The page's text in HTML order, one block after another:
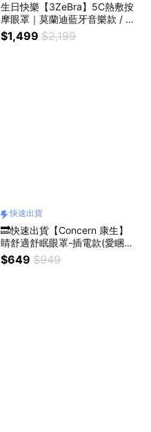
生日快樂【3ZeBra】5C熱敷按
摩眼罩｜莫蘭迪藍牙音樂款 / 生
日禮 朋友 家人情人閨密送禮推
薦 獅子座/父親節/母親節禮物
$1,499 $2,199
快速出貨
🔜快速出貨【Concern 康生】
睛舒適舒眠眼罩-插電款(愛睏貓)
禮盒包裝
$649 $949